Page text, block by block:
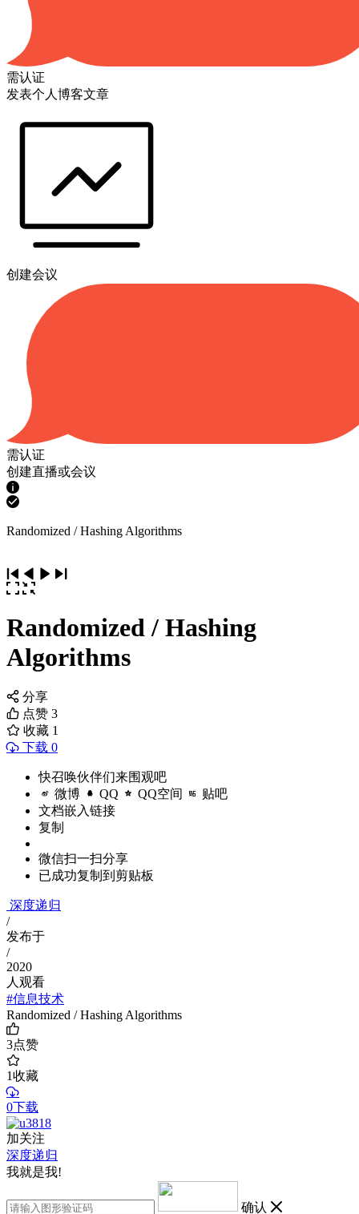
需认证
发表个人博客文章
创建会议
需认证
创建直播或会议
Randomized / Hashing Algorithms
Randomized / Hashing
Algorithms
分享
点赞 3
收藏 1
下载 0
快召唤伙伴们来围观吧
微博 QQ QQ空间 贴吧
文档嵌入链接
复制
微信扫一扫分享
已成功复制到剪贴板
深度递归
/
发布于
/
2020
人观看
#信息技术
Randomized / Hashing Algorithms
3点赞
1收藏
0下载
加关注
深度递归
我就是我!
确认